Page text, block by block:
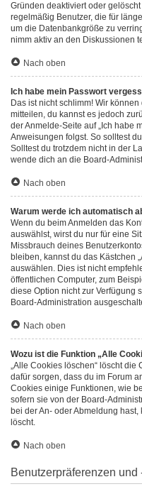
Gründen deaktiviert oder
regelmäßig Benutzer, die für
um die Datenbankgröße zu
nimm aktiv an den Diskussionen
Nach oben
Ich habe mein Passwort
Das ist nicht schlimm! Wir
mitteilen, du kannst es jedoch
der Anmelde-Seite auf „Ich habe
Anweisungen folgst. So solltest
Solltest du trotzdem nicht in der
wende dich an die Board-
Nach oben
Warum werde ich automatisch
Wenn du beim Anmelden das
auswählst, wirst du nur für eine
Missbrauch deines
bleiben, kannst du das Kästchen
auswählen. Dies ist nicht
öffentlichen Computer, zum
diese Option nicht zur Verfügung
Board-Administration
Nach oben
Wozu ist die Funktion „Alle
„Alle Cookies löschen“ löscht
dafür sorgen, dass du im Forum
Cookies einige Funktionen, wie
sofern sie von der Board-
bei der An- oder Abmeldung
löscht.
Nach oben
Benutzerpräferenzen und